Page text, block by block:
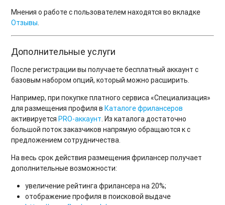
Мнения о работе с пользователем находятся во вкладке
Отзывы.
Дополнительные услуги
После регистрации вы получаете бесплатный аккаунт с
базовым набором опций, который можно расширить.
Например, при покупке платного сервиса «Специализация»
для размещения профиля вКаталоге фрилансеров
активируетсяPRO-аккаунт. Из каталога достаточно
большой поток заказчиков напрямую обращаются к с
предложением сотрудничества.
На весь срок действия размещения фрилансер получает
дополнительные возможности:
увеличение рейтинга фрилансера на 20%;
отображение профиля в поисковой выдаче